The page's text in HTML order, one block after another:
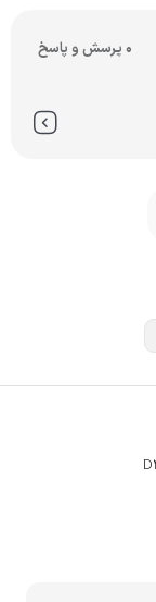
0 پرسش و پاسخ